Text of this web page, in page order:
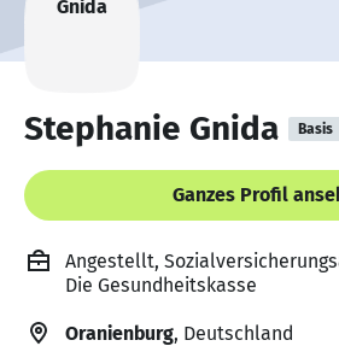
Stephanie Gnida Basis
Ganzes Profil
Angestellt,
Die Gesundheitskasse
Oranienburg, Deutschland